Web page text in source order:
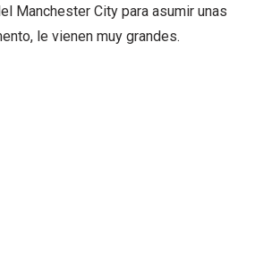
Manchester City para asumir unas
le vienen muy grandes.